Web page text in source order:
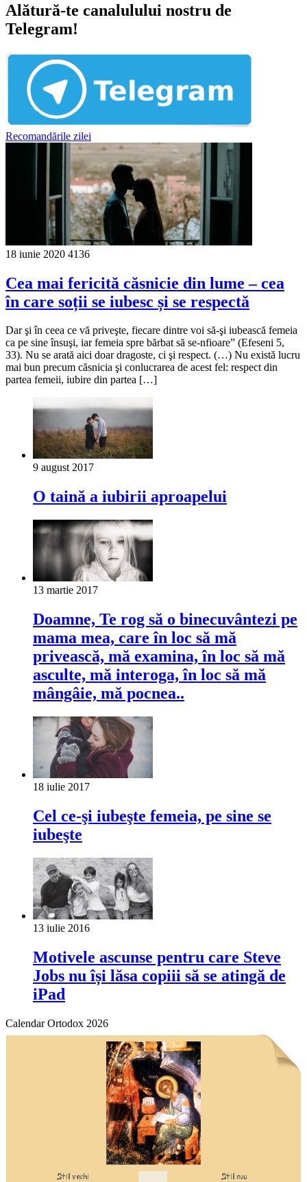
Alătură-te canalulului nostru de
Telegram!
Recomandările zilei
18 iunie 2020 4136
Cea mai fericită căsnicie din lume – cea
în care soții se iubesc și se respectă
Dar şi în ceea ce vă priveşte, fiecare dintre voi să-şi iubească femeia
ca pe sine însuşi, iar femeia spre bărbat să se-nfioare” (Efeseni 5,
33). Nu se arată aici doar dragoste, ci şi respect. (…) Nu există lucru
mai bun precum căsnicia şi conlucrarea de acest fel: respect din
partea femeii, iubire din partea […]
9 august 2017
O taină a iubirii aproapelui
13 martie 2017
Doamne, Te rog să o binecuvântezi pe
mama mea, care în loc să mă
privească, mă examina, în loc să mă
asculte, mă interoga, în loc să mă
mângâie, mă pocnea..
18 iulie 2017
Cel ce-şi iubeşte femeia, pe sine se
iubeşte
13 iulie 2016
Motivele ascunse pentru care Steve
Jobs nu își lăsa copiii să se atingă de
iPad
Calendar Ortodox 2026